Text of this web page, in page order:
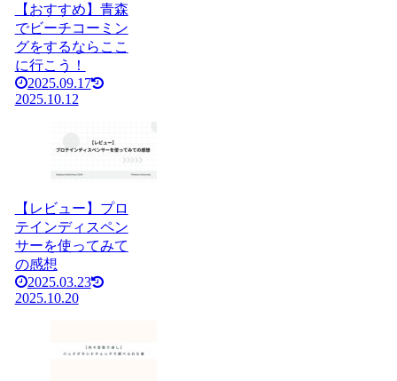
【おすすめ】青森
でビーチコーミン
グをするならここ
に行こう！
2025.09.17
2025.10.12
【レビュー】プロ
テインディスペン
サーを使ってみて
の感想
2025.03.23
2025.10.20